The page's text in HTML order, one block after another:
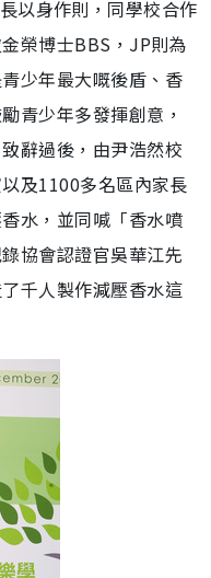
以身作則，同學校合作
榮博士BBS，JP則為
少年最大嘅後盾、香
青少年多發揮創意，
辭過後，由尹浩然校
及1100多名區內家長
水，並同喊「香水噴
協會認證官吳華江先
千人製作減壓香水這